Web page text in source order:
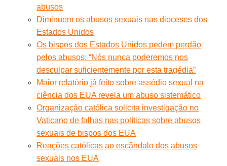
abusos
Diminuem os abusos sexuais nas dioceses dos
Estados Unidos
Os bispos dos Estados Unidos pedem perdão
pelos abusos: “Nós nunca poderemos nos
desculpar suficientemente por esta tragédia”
Maior relatório já feito sobre assédio sexual na
ciência dos EUA revela um abuso sistemático
Organização católica solicita investigação no
Vaticano de falhas nas políticas sobre abusos
sexuais de bispos dos EUA
Reações católicas ao escândalo dos abusos
sexuais nos EUA